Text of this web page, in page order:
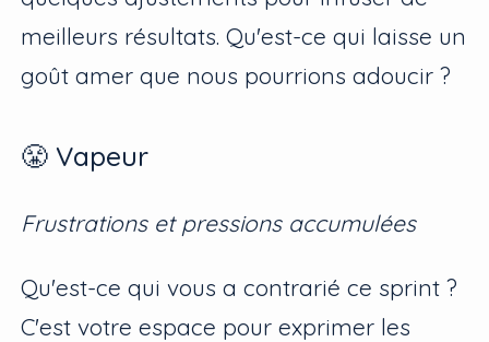
meilleurs résultats. Qu'est-ce qui laisse un
goût amer que nous pourrions adoucir ?
😤 Vapeur
Frustrations et pressions accumulées
Qu'est-ce qui vous a contrarié ce sprint ?
C'est votre espace pour exprimer les